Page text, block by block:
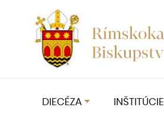
DIECÉZA INŠTITÚCIE